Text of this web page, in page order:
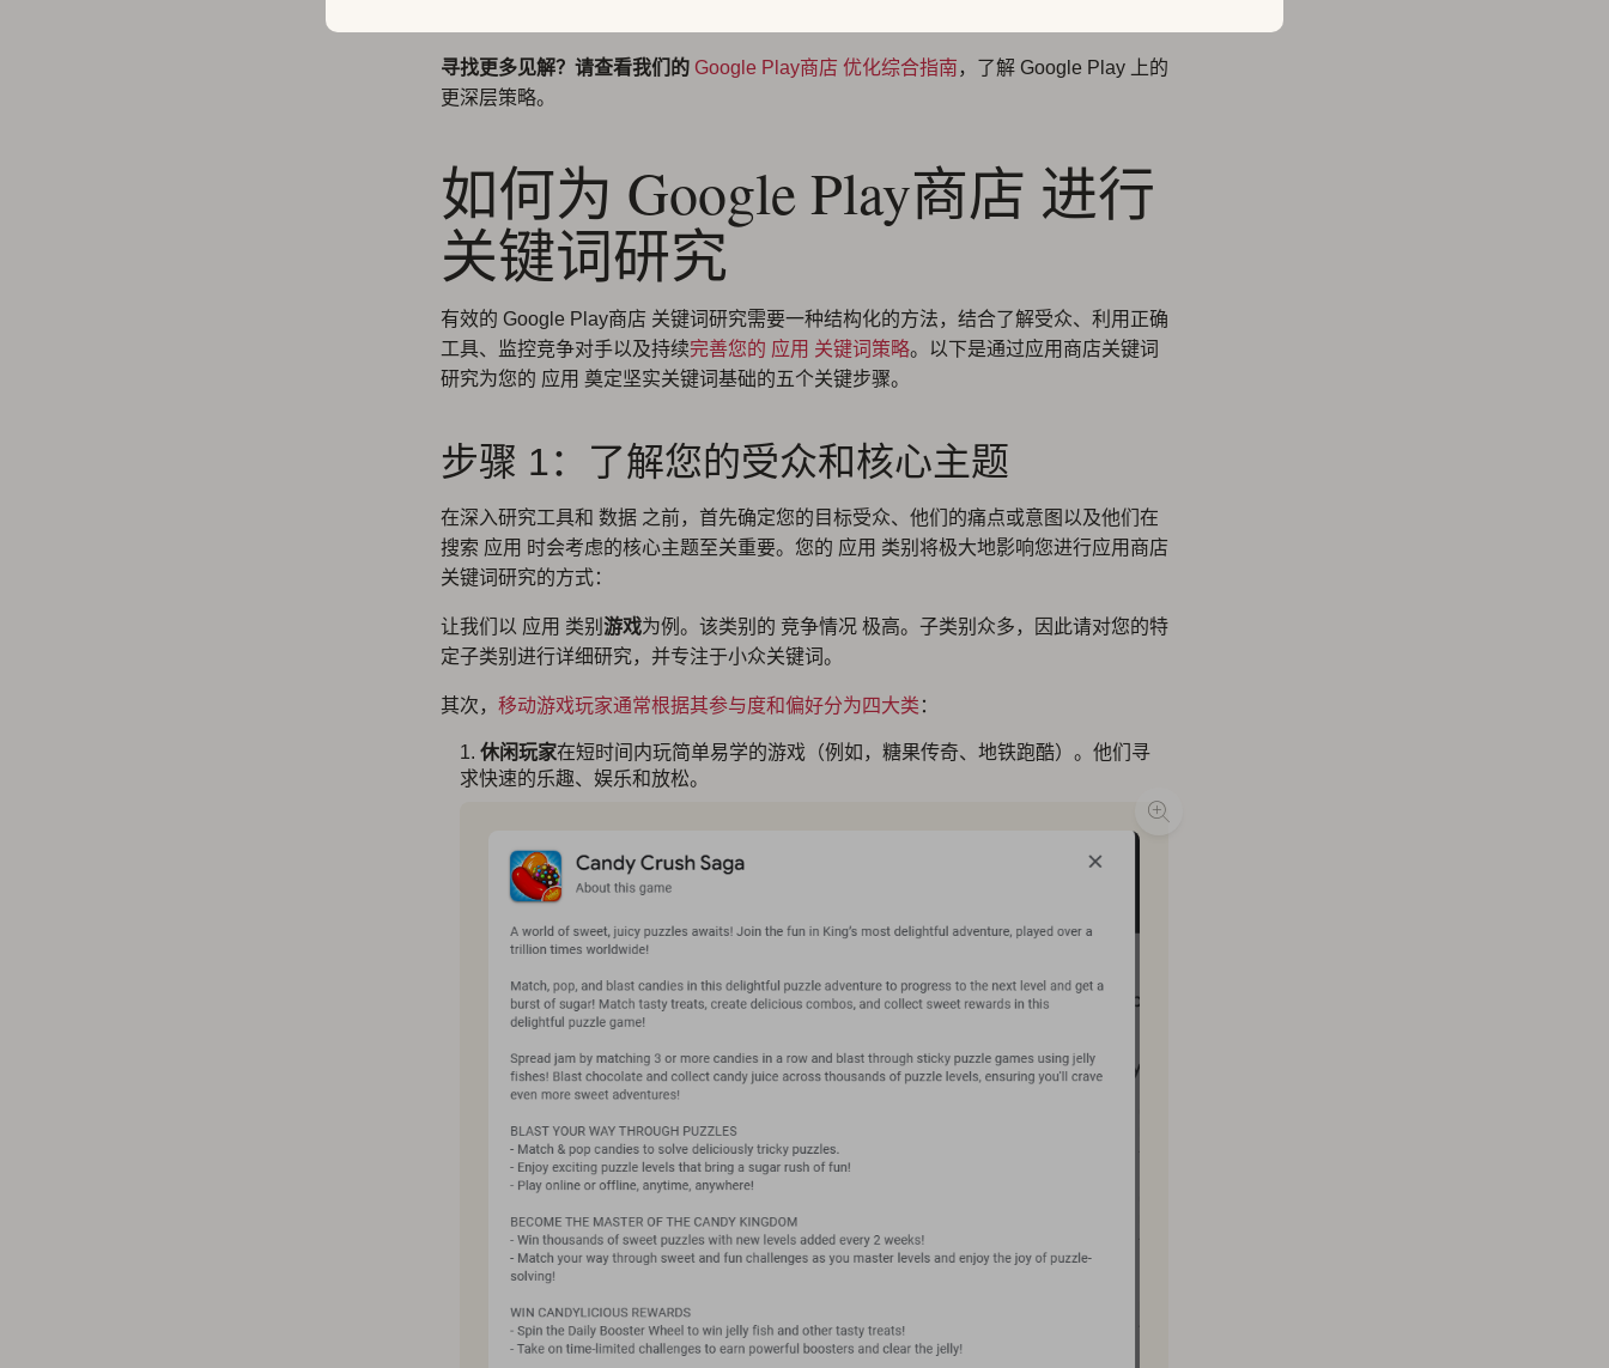
寻找更多见解？请查看我们的 Google Play商店 优化综合指南 ，了解 Google Play 上的
更深层策略。
如何为 Google Play商店 进行
关键词研究
有效的 Google Play商店 关键词研究需要一种结构化的方法，结合了解受众、利用正确
工具、监控竞争对手以及持续完善您的 应用 关键词策略。以下是通过应用商店关键词
研究为您的 应用 奠定坚实关键词基础的五个关键步骤。
步骤 1：了解您的受众和核心主题
在深入研究工具和 数据 之前，首先确定您的目标受众、他们的痛点或意图以及他们在
搜索 应用 时会考虑的核心主题至关重要。您的 应用 类别将极大地影响您进行应用商店
关键词研究的方式：
让我们以 应用 类别 游戏为例。该类别的 竞争情况 极高。子类别众多，因此请对您的特
定子类别进行详细研究，并专注于小众关键词。
其次， 移动游戏玩家通常根据其参与度和偏好分为四大类 ：
休闲玩家在短时间内玩简单易学的游戏（例如，糖果传奇、地铁跑酷）。他们寻
求快速的乐趣、娱乐和放松。